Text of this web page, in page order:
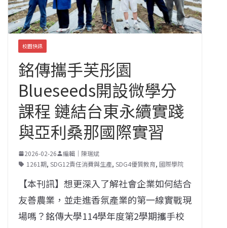
校園快訊
銘傳攜手芙彤園
Blueseeds開設微學分
課程 鏈結台東永續實踐
與亞利桑那國際實習
2026-02-26
編輯｜陳瑞斌
1261期, SDG12責任消費與生產, SDG4優質教育, 國際學院
【本刊訊】想更深入了解社會企業如何結合
友善農業， 並走進香氛產業的第一線實戰現
場嗎？銘傳大學114學年度第2學期攜手校